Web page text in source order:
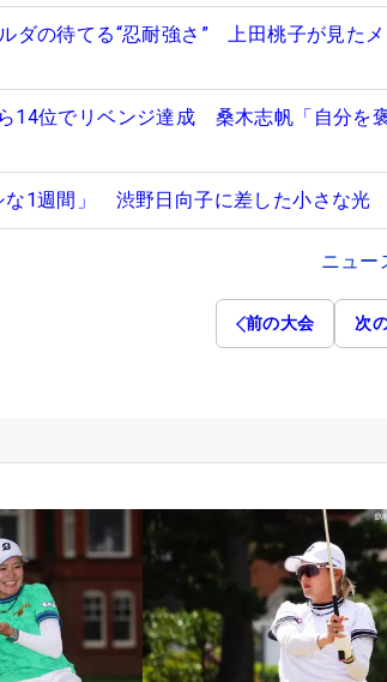
ダの待てる“忍耐強さ” 上田桃子が見た
14位でリベンジ達成 桑木志帆「自分を
な1週間」 渋野日向子に差した小さな光
ニュー
前の大会 次